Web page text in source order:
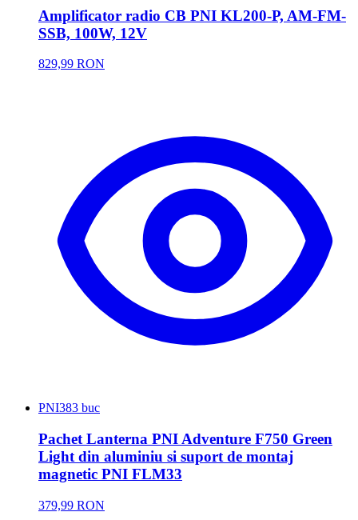
Amplificator radio CB PNI KL200-P, AM-FM-
SSB, 100W, 12V
829,99 RON
PNI383 buc
Pachet Lanterna PNI Adventure F750 Green
Light din aluminiu si suport de montaj
magnetic PNI FLM33
379,99 RON